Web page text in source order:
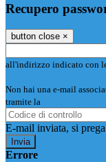
Recupero
button close ×
all'indirizzo indicato con
Non hai una e-mail
tramite la
E-mail inviata, si
Errore